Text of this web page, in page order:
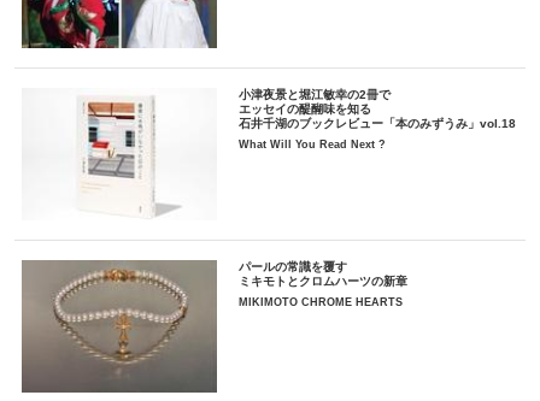
小津夜景と堀江敏幸の2冊で
エッセイの醍醐味を知る
石井千湖のブックレビュー「本のみずうみ」vol.18
What Will You Read Next ?
パールの常識を覆す
ミキモトとクロムハーツの新章
MIKIMOTO CHROME HEARTS